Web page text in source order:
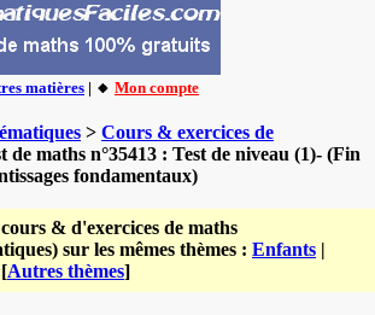
matières | 🔸 Mon compte
> Cours & exercices de
de maths n°35413 : Test de niveau (1)- (Fin
fondamentaux)
& d'exercices de maths
sur les mêmes thèmes : Enfants |
[Autres thèmes]